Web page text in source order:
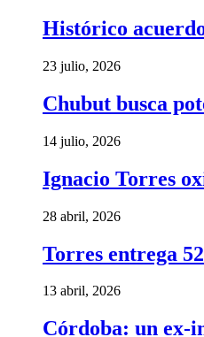
Histórico
23 julio, 2026
Chubut busca
14 julio, 2026
Ignacio Torres
28 abril, 2026
Torres entrega
13 abril, 2026
Córdoba: un ex-